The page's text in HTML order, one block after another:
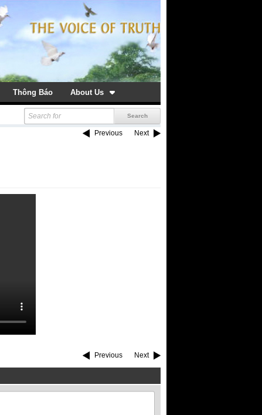
Thông Báo About Us
Previous Next
Previous Next